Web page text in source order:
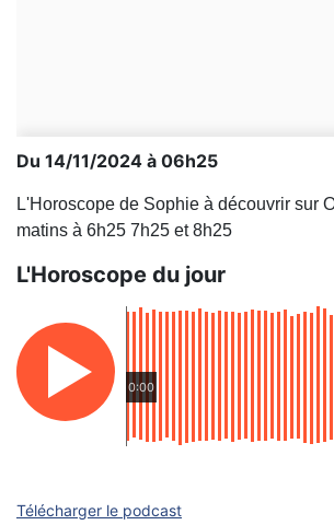
Du 14/11/2024 à 06h25
L'Horoscope de Sophie à découvrir sur
matins à 6h25 7h25 et 8h25
L'Horoscope du jour
0:00
Télécharger le podcast